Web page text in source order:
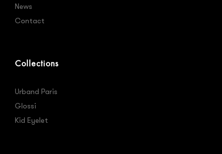
News
Contact
Collections
Urband Paris
Glossi
Kid Eyelet